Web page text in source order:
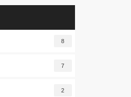
8
7
2